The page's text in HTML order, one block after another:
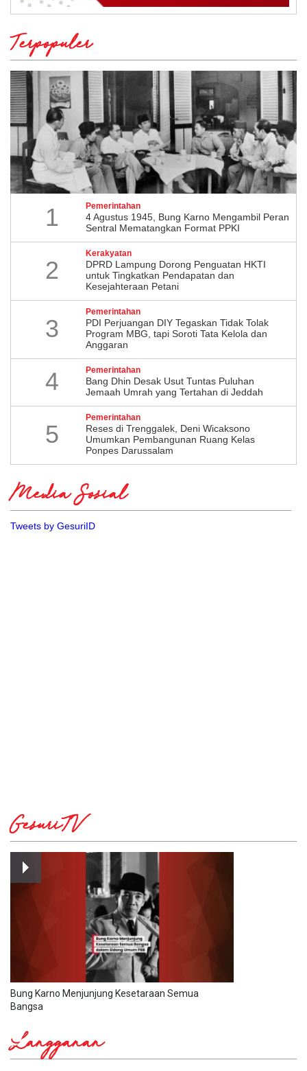
Terpopuler
1 Pemerintahan
4 Agustus 1945, Bung Karno Mengambil Peran
Sentral Mematangkan Format PPKI
2
Kerakyatan
DPRD Lampung Dorong Penguatan HKTI
untuk Tingkatkan Pendapatan dan
Kesejahteraan Petani
3
Pemerintahan
PDI Perjuangan DIY Tegaskan Tidak Tolak
Program MBG, tapi Soroti Tata Kelola dan
Anggaran
4 Pemerintahan
Bang Dhin Desak Usut Tuntas Puluhan
Jemaah Umrah yang Tertahan di Jeddah
5
Pemerintahan
​Reses di Trenggalek, Deni Wicaksono
Umumkan Pembangunan Ruang Kelas
Ponpes Darussalam
Media Sosial
Tweets by GesuriID
GesuriTV
Bung Karno Menjunjung Kesetaraan Semua
Bangsa
Langganan